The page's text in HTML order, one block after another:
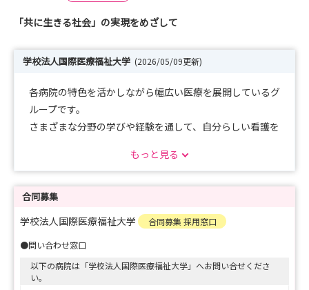
「共に生きる社会」の実現をめざして
学校法人国際医療福祉大学 (2026/05/09更新)
各病院の特色を活かしながら幅広い医療を展開しているグ
ループです。
さまざまな分野の学びや経験を通して、自分らしい看護を
皆さまにお会いできることを楽しみにしております。
もっと見る
合同募集
学校法人国際医療福祉大学
合同募集 採用窓口
●問い合わせ窓口
以下の病院は「学校法人国際医療福祉大学」へお問い合せくださ
い。